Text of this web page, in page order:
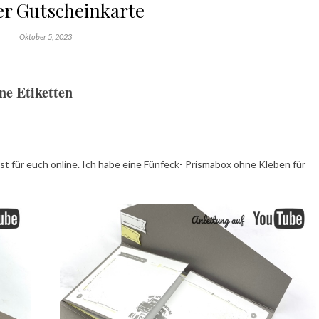
Gutscheinkarte
Oktober 5, 2023
Etiketten
für euch online. Ich habe eine Fünfeck- Prismabox ohne Kleben für